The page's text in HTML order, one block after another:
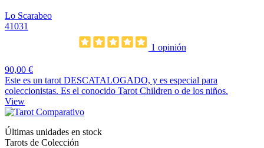
Lo Scarabeo
41031
1 opinión
90,00 €
Este es un tarot DESCATALOGADO, y es especial para
coleccionistas. Es el conocido Tarot Children o de los niños.
View
Últimas unidades en stock
Tarots de Colección